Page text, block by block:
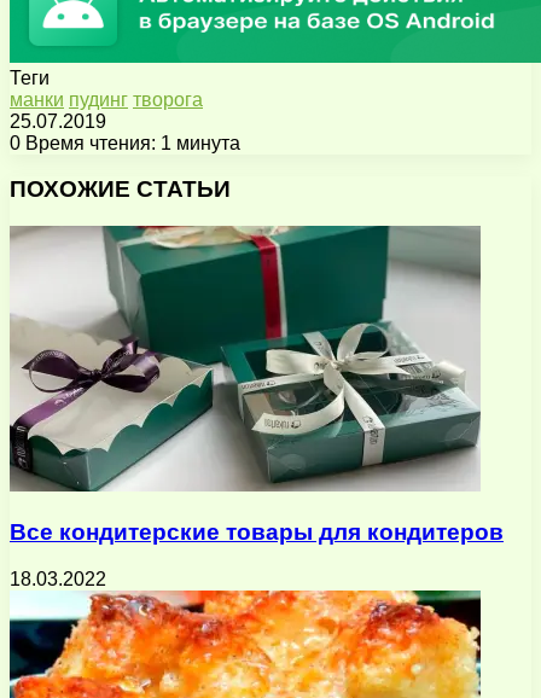
Теги
манки пудинг творога
25.07.2019
0 Время чтения: 1 минута
через
почту
ПОХОЖИЕ СТАТЬИ
Все кондитерские товары для кондитеров
18.03.2022